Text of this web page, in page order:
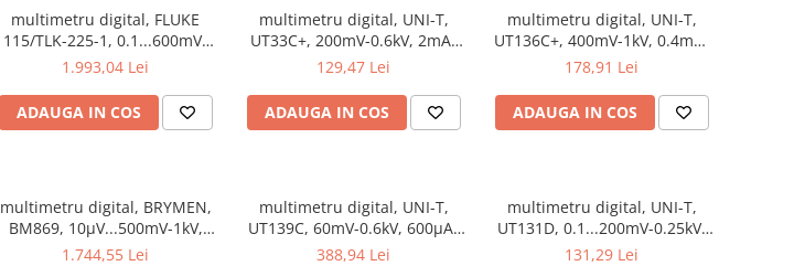
multimetru digital, FLUKE
115/TLK-225-1, 0.1...600mV-
0.6kV, 1mA...6A-
1.993,04 Lei
ADAUGA IN COS
multimetru digital, UNI-T,
UT33C+, 200mV-0.6kV, 2mA-
10A
129,47 Lei
ADAUGA IN COS
multimetru digital, UNI-T,
UT136C+, 400mV-1kV, 0.4mA-
10A
178,91 Lei
ADAUGA IN COS
multimetru digital, BRYMEN,
BM869, 10µV...500mV-1kV,
10nA...500µA-10A
1.744,55 Lei
multimetru digital, UNI-T,
UT139C, 60mV-0.6kV, 600µA-
10A
388,94 Lei
multimetru digital, UNI-T,
UT131D, 0.1...200mV-0.25kV,
0.1µA...2mA-10A
131,29 Lei